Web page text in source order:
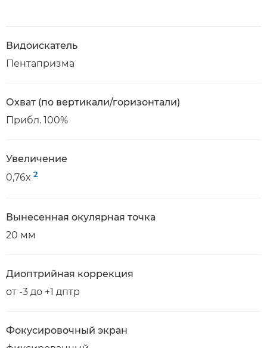
Видоискатель
Пентапризма
Охват (по вертикали/горизонтали)
Прибл. 100%
Увеличение
0,76x 2
Вынесенная окулярная точка
20 мм
Диоптрийная коррекция
от -3 до +1 дптр
Фокусировочный экран